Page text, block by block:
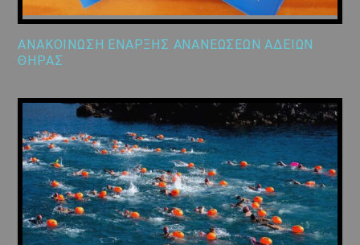
ΑΝΑΚΟΙΝΩΣΗ ΕΝΑΡΞΗΣ ΑΝΑΝΕΩΣΕΩΝ ΑΔΕΙΩΝ
ΘΗΡΑΣ